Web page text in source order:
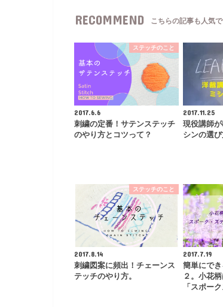
RECOMMEND こちらの記事も人気で
ステッチのこと
2017.6.6
刺繍の定番！サテンステッチ
のやり方とコツって？
2017.11.25
現役講師
シンの選
ステッチのこと
2017.8.14
刺繍図案に頻出！チェーンス
テッチのやり方。
2017.7.19
簡単にで
２。小花
「スポー